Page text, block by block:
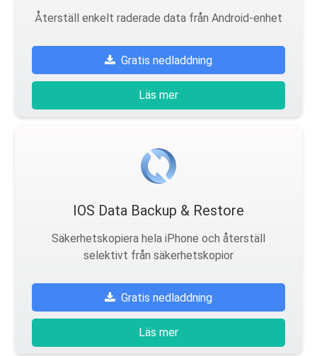
Återställ enkelt raderade data från Android-enhet
Gratis nedladdning
Läs mer
IOS Data Backup & Restore
Säkerhetskopiera hela iPhone och återställ
selektivt från säkerhetskopior
Gratis nedladdning
Läs mer